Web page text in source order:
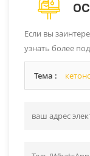
Если вы
узнать более
оставьте
сможем.
Тема :